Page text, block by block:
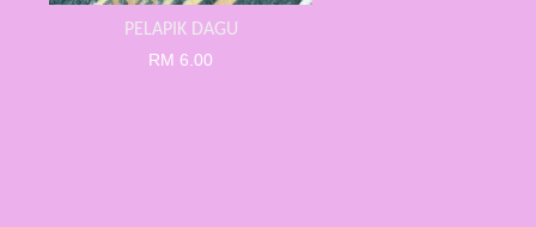
PELAPIK DAGU
RM 6.00